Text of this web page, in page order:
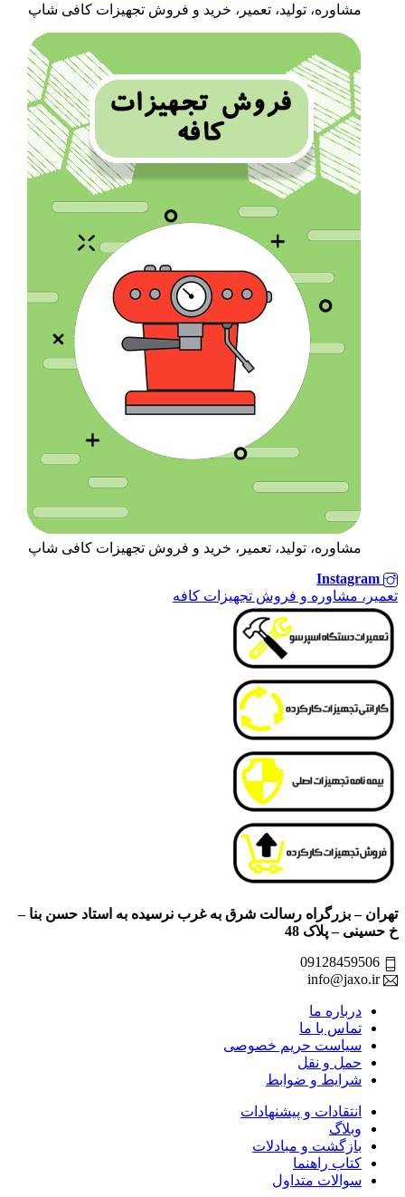
مشاوره، تولید، تعمیر، خرید و فروش تجهیزات کافی شاپ
مشاوره، تولید، تعمیر، خرید و فروش تجهیزات کافی شاپ
Instagram
تعمیر، مشاوره و فروش تجهیزات کافه
تهران – بزرگراه رسالت شرق به غرب نرسیده به استاد حسن بنا –
خ حسینی – پلاک 48
09128459506
info@jaxo.ir
درباره ما
تماس با ما
سیاست حریم خصوصی
حمل و نقل
شرایط و ضوابط
انتقادات و پیشنهادات
وبلاگ
بازگشت و مبادلات
کتاب راهنما
سوالات متداول